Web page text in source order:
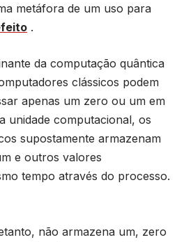
metáfora de um uso para
.
da computação quântica
clássicos podem
apenas um zero ou um em
unidade computacional, os
supostamente armazenam
e outros valores
tempo através do processo.
não armazena um, zero